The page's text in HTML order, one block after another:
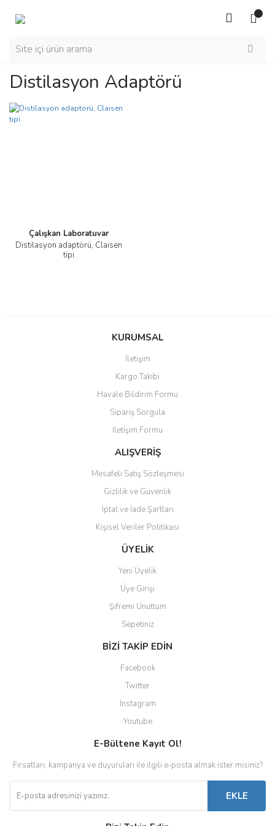
Distilasyon Adaptörü
Çalışkan Laboratuvar
Distilasyon adaptörü, Claisen
tipi
KURUMSAL
İletişim
Kargo Takibi
Havale Bildirim Formu
Sipariş Sorgula
İletişim Formu
ALIŞVERİŞ
Mesafeli Satış Sözleşmesi
Gizlilik ve Güvenlik
İptal ve İade Şartları
Kişisel Veriler Politikası
ÜYELİK
Yeni Üyelik
Üye Girişi
Şifremi Unuttum
Sepetiniz
BİZİ TAKİP EDİN
Facebook
Twitter
Instagram
Youtube
E-Bültene Kayıt Ol!
Fırsatları, kampanya ve duyuruları ile ilgili e-posta almak ister misiniz?
EKLE